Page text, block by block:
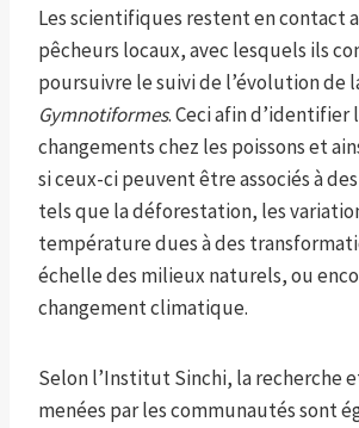
Les scientifiques restent en contact
pêcheurs locaux, avec lesquels ils
poursuivre le suivi de l’évolution de
Gymnotiformes. Ceci afin d’identifier
changements chez les poissons et
si ceux-ci peuvent être associés à
tels que la déforestation, les
température dues à des
échelle des milieux naturels, ou
changement climatique.
Selon l’Institut Sinchi, la recherche
menées par les communautés sont